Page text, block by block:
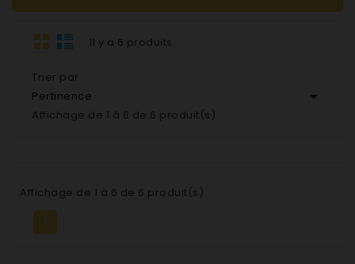
Il y a 6 produits.
Trier par :
Pertinence

Affichage de 1 à 6 de 6 produit(s)
Affichage de 1 à 6 de 6 produit(s)
1